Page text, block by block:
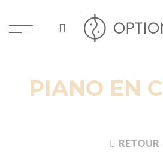
PIANO EN
RETOUR